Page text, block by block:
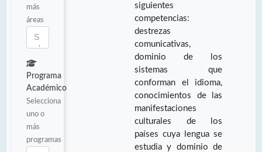
más
áreas
Programa
Académico
Selecciona
uno o
más
programas
siguientes
competencias:
destrezas
comunicativas,
dominio de los
sistemas que
conforman el idioma,
conocimientos de las
manifestaciones
culturales de los
países cuya lengua se
estudia y dominio de